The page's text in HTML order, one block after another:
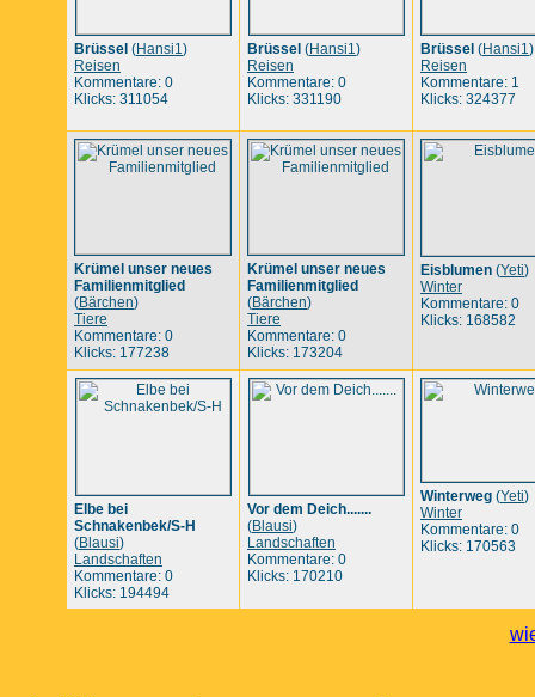
Brüssel (Hansi1)
Reisen
Kommentare: 0
Klicks: 311054
Brüssel (Hansi1)
Reisen
Kommentare: 0
Klicks: 331190
Brüssel (Hansi1)
Reisen
Kommentare: 1
Klicks: 324377
Krümel unser neues
Familienmitglied
(Bärchen)
Tiere
Kommentare: 0
Klicks: 177238
Krümel unser neues
Familienmitglied
(Bärchen)
Tiere
Kommentare: 0
Klicks: 173204
Eisblumen (Yeti)
Winter
Kommentare: 0
Klicks: 168582
Elbe bei
Schnakenbek/S-H
(Blausi)
Landschaften
Kommentare: 0
Klicks: 194494
Vor dem Deich.......
(Blausi)
Landschaften
Kommentare: 0
Klicks: 170210
Winterweg (Yeti)
Winter
Kommentare: 0
Klicks: 170563